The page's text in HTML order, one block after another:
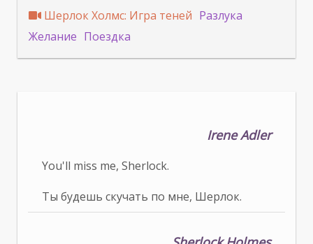
Шерлок Холмс: Игра теней Разлука
Желание Поездка
Irene Adler
You'll miss me, Sherlock.
Ты будешь скучать по мне, Шерлок.